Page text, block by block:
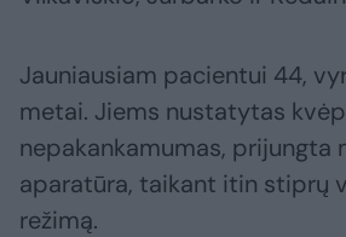
Jauniausiam pacientui 44,
metai. Jiems nustatytas
nepakankamumas, prijungta
aparatūra, taikant itin stiprų
režimą.